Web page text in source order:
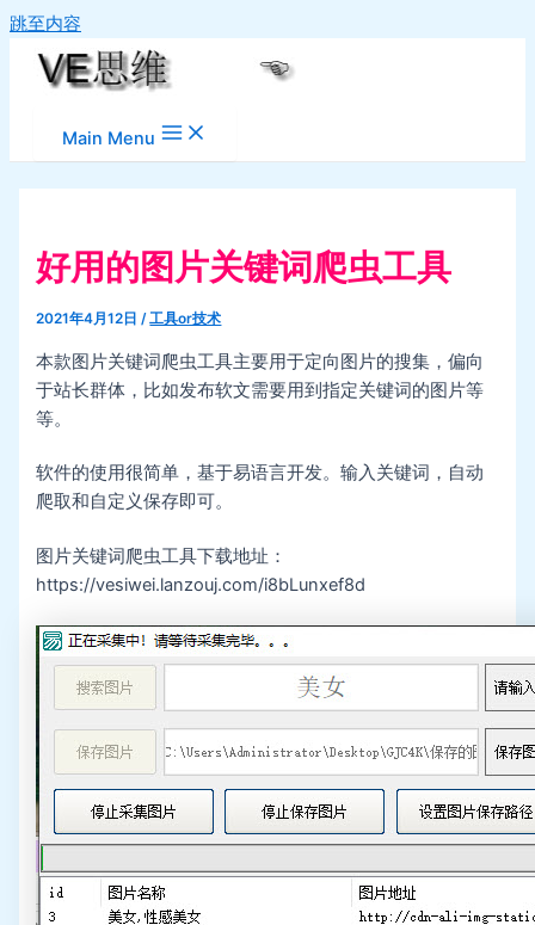
跳至内容
Main Menu
好用的图片关键词爬虫工具
2021年4月12日/工具or技术
本款图片关键词爬虫工具主要用于定向图片的搜集，偏向
于站长群体，比如发布软文需要用到指定关键词的图片等
等。
软件的使用很简单，基于易语言开发。输入关键词，自动
爬取和自定义保存即可。
图片关键词爬虫工具下载地址：
https://vesiwei.lanzouj.com/i8bLunxef8d